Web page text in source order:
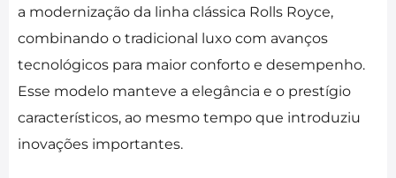
a modernização da linha clássica Rolls Royce,
combinando o tradicional luxo com avanços
tecnológicos para maior conforto e desempenho.
Esse modelo manteve a elegância e o prestígio
característicos, ao mesmo tempo que introduziu
inovações importantes.